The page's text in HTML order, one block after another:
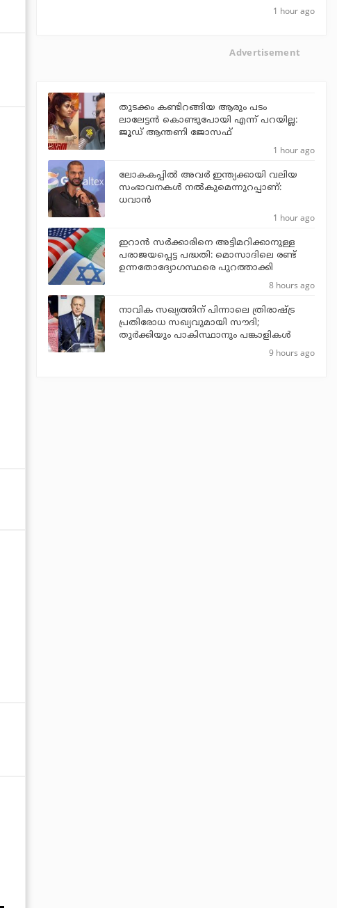
1 hour ago
Advertisement
തുടക്കം കണ്ടിറങ്ങിയ ആരും പടം
ലാലേട്ടൻ കൊണ്ടുപോയി എന്ന് പറയില്ല:
ജൂഡ് ആന്തണി ജോസഫ്
1 hour ago
ലോകകപ്പിൽ അവര്‍ ഇന്ത്യക്കായി വലിയ
സംഭാവനകള്‍ നല്‍കുമെന്നുറപ്പാണ്:
ധവാന്‍
1 hour ago
ഇറാന്‍ സര്‍ക്കാരിനെ അട്ടിമറിക്കാനുള്ള
പരാജയപ്പെട്ട പദ്ധതി: മൊസാദിലെ രണ്ട്
ഉന്നതോദ്യോഗസ്ഥരെ പുറത്താക്കി
8 hours ago
നാവിക സഖ്യത്തിന് പിന്നാലെ ത്രിരാഷ്ട്ര
പ്രതിരോധ സഖ്യവുമായി സൗദി;
തുര്‍ക്കിയും പാകിസ്ഥാനും പങ്കാളികള്‍
9 hours ago